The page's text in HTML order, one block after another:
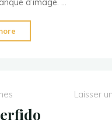
d’image. …
Dieudonné"
Laisser